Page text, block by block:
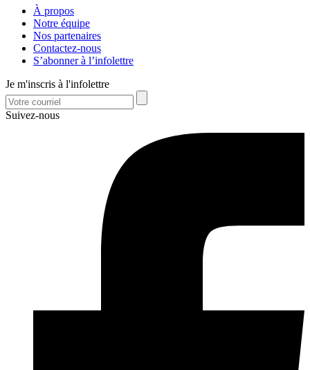
À propos
Notre équipe
Nos partenaires
Contactez-nous
S’abonner à l’infolettre
Je m'inscris à l'infolettre
Suivez-nous